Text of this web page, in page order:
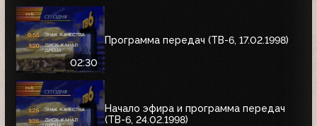
02:30
Программа передач (ТВ-6, 17.02.1998)
Начало эфира и программа передач
(ТВ-6, 24.02.1998)